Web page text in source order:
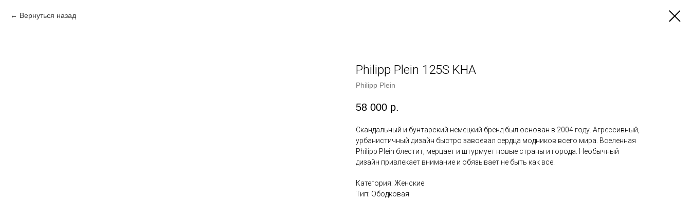
Вернуться назад
Philipp Plein 125S KHA
Philipp Plein
58 000 р.
Скандальный и бунтарский немецкий бренд был основан в 2004 году. Агрессивный,
урбанистичный дизайн быстро завоевал сердца модников всего мира. Вселенная
Philipp Plein блестит, мерцает и штурмует новые страны и города. Необычный
дизайн привлекает внимание и обязывает не быть как все.
Категория: Женские
Тип: Ободковая